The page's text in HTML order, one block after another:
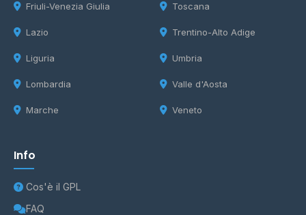
Friuli-Venezia Giulia
Lazio
Liguria
Lombardia
Marche
Toscana
Trentino-Alto Adige
Umbria
Valle d'Aosta
Veneto
Info
Cos'è il GPL
FAQ